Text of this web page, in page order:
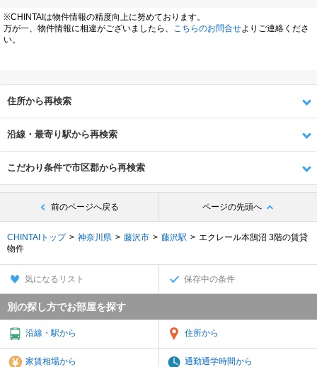
※CHINTAIは物件情報の精度向上に努めております。
万が一、物件情報に相違がございましたら、
こちらのお問合せよりご連絡くださ
い。
住所から再検索
沿線・最寄り駅から再検索
こだわり条件で市区郡から再検索
前のページへ戻る ページの先頭へ
CHINTAIトップ 神奈川県 藤沢市 藤沢駅
エクレール本鵠沼 3階の賃貸
物件
気になるリスト 保存中の条件
別の探し方でお部屋を探す
沿線・駅から 住所から
家賃相場から 通勤通学時間から